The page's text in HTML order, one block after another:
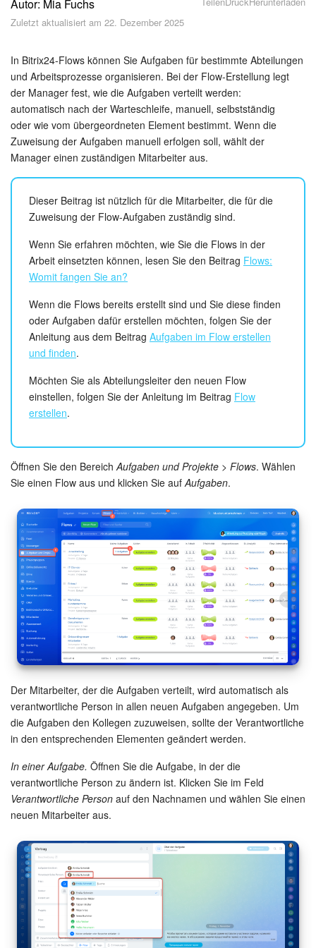
Sicherheit
Feed
Abonnement
Aufgaben und Projekte
Messenger
Collabs
Projektgruppen
Kalender
Drive
Webmail
CRM
Buchung
Elektronische Unterschrift für HR
Elektronische Unterschrift
Bestandsverwaltung
Contact Center
Mitarbeiter-Widget
Marketing
Vertriebsstelle
CRM-Analytik
BI-Builder
Automatisierung
Mitarbeiter
Onlineshop
Websites
Autor: Mia Fuchs
Zuletzt aktualisiert am 22. Dezember 2025
In Bitrix24-Flows können Sie Aufgaben für bestimmte Abteilungen
und Arbeitsprozesse organisieren. Bei der Flow-Erstellung legt
der Manager fest, wie die Aufgaben verteilt werden:
automatisch nach der Warteschleife, manuell, selbstständig
oder wie vom übergeordneten Element bestimmt. Wenn die
Zuweisung der Aufgaben manuell erfolgen soll, wählt der
Manager einen zuständigen Mitarbeiter aus.
Dieser Beitrag ist nützlich für die Mitarbeiter, die für die
Zuweisung der Flow-Aufgaben zuständig sind.
Wenn Sie erfahren möchten, wie Sie die Flows in der
Arbeit einsetzten können, lesen Sie den Beitrag Flows:
Womit fangen Sie an?
Wenn die Flows bereits erstellt sind und Sie diese finden
oder Aufgaben dafür erstellen möchten, folgen Sie der
Anleitung aus dem Beitrag Aufgaben im Flow erstellen
und finden.
Möchten Sie als Abteilungsleiter den neuen Flow
einstellen, folgen Sie der Anleitung im Beitrag Flow
erstellen.
Öffnen Sie den Bereich Aufgaben und Projekte > Flows. Wählen
Sie einen Flow aus und klicken Sie auf Aufgaben.
Der Mitarbeiter, der die Aufgaben verteilt, wird automatisch als
verantwortliche Person in allen neuen Aufgaben angegeben. Um
die Aufgaben den Kollegen zuzuweisen, sollte der Verantwortliche
in den entsprechenden Elementen geändert werden.
In einer Aufgabe. Öffnen Sie die Aufgabe, in der die
verantwortliche Person zu ändern ist. Klicken Sie im Feld
Verantwortliche Person auf den Nachnamen und wählen Sie einen
neuen Mitarbeiter aus.